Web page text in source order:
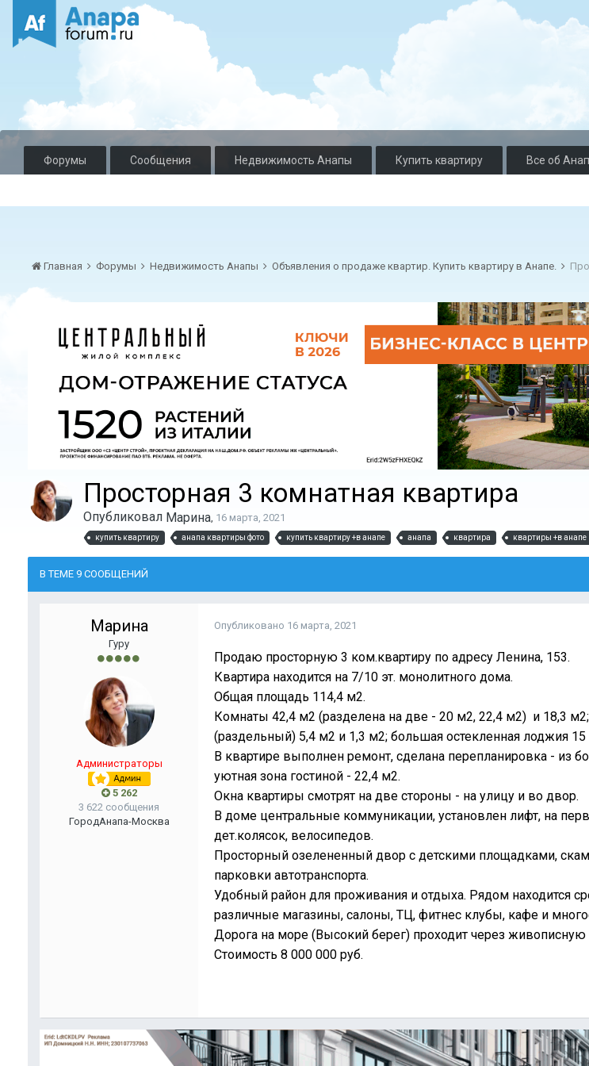
Форумы Сообщения Недвижимость Анапы Купить квартиру Все об
Главная Форумы Недвижимость Анапы Объявления о продаже квартир. Купить квартиру в Анапе.
Просторная 3 комнатная квартира
Опубликовал Марина 16 марта, 2021
купить квартиру анапа квартиры фото купить квартиру +в анапе анапа квартира квартиры +в анапе
В ТЕМЕ 9 СООБЩЕНИЙ
Марина
Гуру
Администраторы
5 262
3 622 сообщения
ГородАнапа-Москва
Опубликовано 16 марта, 2021
Продаю просторную 3 ком.квартиру по адресу Ленина, 153.
Квартира находится на 7/10 эт. монолитного дома.
Общая площадь 114,4 м2.
Комнаты 42,4 м2 (разделена на две - 20 м2, 22,4 м2) и 18,3
(раздельный) 5,4 м2 и 1,3 м2; большая остекленная лоджия 15
В квартире выполнен ремонт, сделана перепланировка -
уютная зона гостиной - 22,4 м2.
Окна квартиры смотрят на две стороны - на улицу и во двор.
В доме центральные коммуникации, установлен лифт, на
дет.колясок, велосипедов.
Просторный озелененный двор с детскими площадками,
парковки автотранспорта.
Удобный район для проживания и отдыха. Рядом находится
различные магазины, салоны, ТЦ, фитнес клубы, кафе и
Дорога на море (Высокий берег) проходит через
Стоимость 8 000 000 руб.